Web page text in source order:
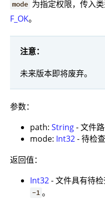
mode 为指定权限，传入
F_OK。
注意：
未来版本即将废弃。
参数：
path: String- 文件路
mode: Int32- 待检
返回值：
Int32- 文件具有待
-1 。